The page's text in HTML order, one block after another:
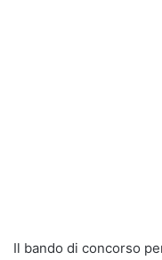
Il bando di concorso